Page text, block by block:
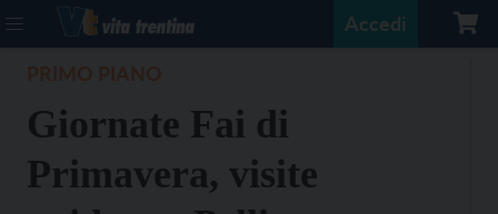
Accedi
Giornate Fai di
Primavera, visite